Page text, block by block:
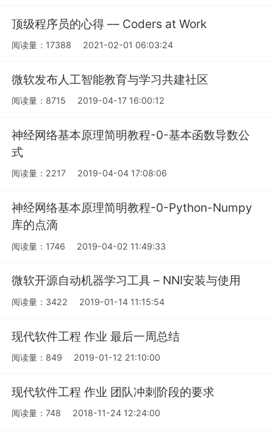
顶级程序员的心得 –– Coders at Work
阅读量：17388 2021-02-01 06:03:24
微软发布人工智能教育与学习共建社区
阅读量：8715 2019-04-17 16:00:12
神经网络基本原理简明教程-0-基本函数导数公
式
阅读量：2217 2019-04-04 17:08:06
神经网络基本原理简明教程-0-Python-Numpy
库的点滴
阅读量：1746 2019-04-02 11:49:33
微软开源自动机器学习工具 – NNI安装与使用
阅读量：3422 2019-01-14 11:15:54
现代软件工程 作业 最后一周总结
阅读量：849 2019-01-12 21:10:00
现代软件工程 作业 团队冲刺阶段的要求
阅读量：748 2018-11-24 12:24:00